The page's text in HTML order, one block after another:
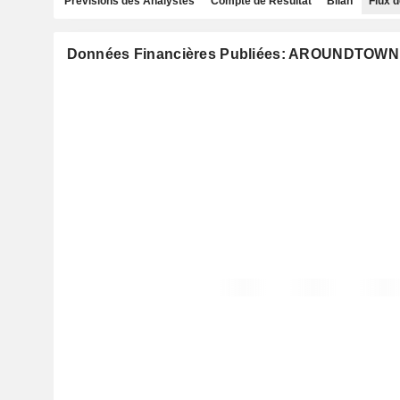
Données Financières Publiées: